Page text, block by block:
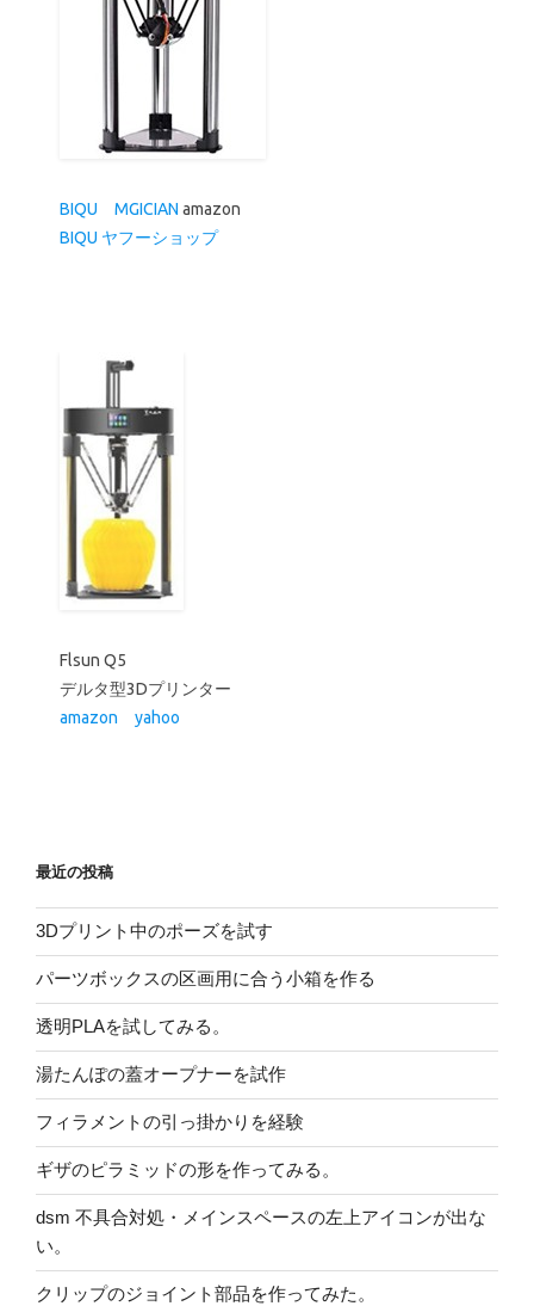
最近の投稿
3Dプリント中のポーズを試す
パーツボックスの区画用に合う小箱を作る
透明PLAを試してみる。
湯たんぽの蓋オープナーを試作
フィラメントの引っ掛かりを経験
ギザのピラミッドの形を作ってみる。
dsm 不具合対処・メインスペースの左上アイコンが出な
い。
クリップのジョイント部品を作ってみた。